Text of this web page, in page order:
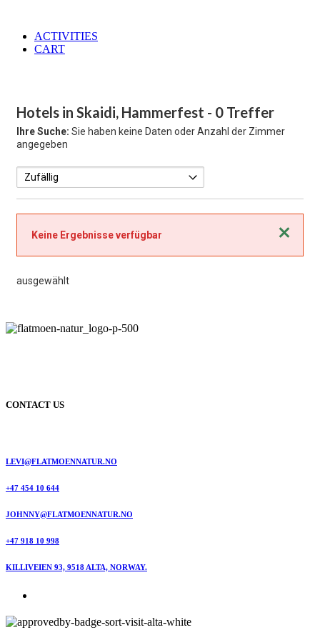
ACTIVITIES
CART
Hotels in Skaidi, Hammerfest - 0 Treffer
Ihre Suche: Sie haben keine Daten oder Anzahl der Zimmer
angegeben
Schließen
Keine Ergebnisse verfügbar
ausgewählt
CONTACT US
LEVI@FLATMOENNATUR.NO
+47 454 10 644
JOHNNY@FLATMOENNATUR.NO
+47 918 10 998
KILLIVEIEN 93, 9518 ALTA, NORWAY.